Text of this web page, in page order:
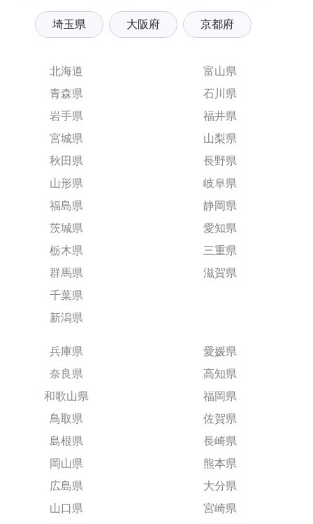
埼玉県 大阪府 京都府
北海道
青森県
岩手県
宮城県
秋田県
山形県
福島県
茨城県
栃木県
群馬県
千葉県
新潟県
富山県
石川県
福井県
山梨県
長野県
岐阜県
静岡県
愛知県
三重県
滋賀県
兵庫県
奈良県
和歌山県
鳥取県
島根県
岡山県
広島県
山口県
愛媛県
高知県
福岡県
佐賀県
長崎県
熊本県
大分県
宮崎県